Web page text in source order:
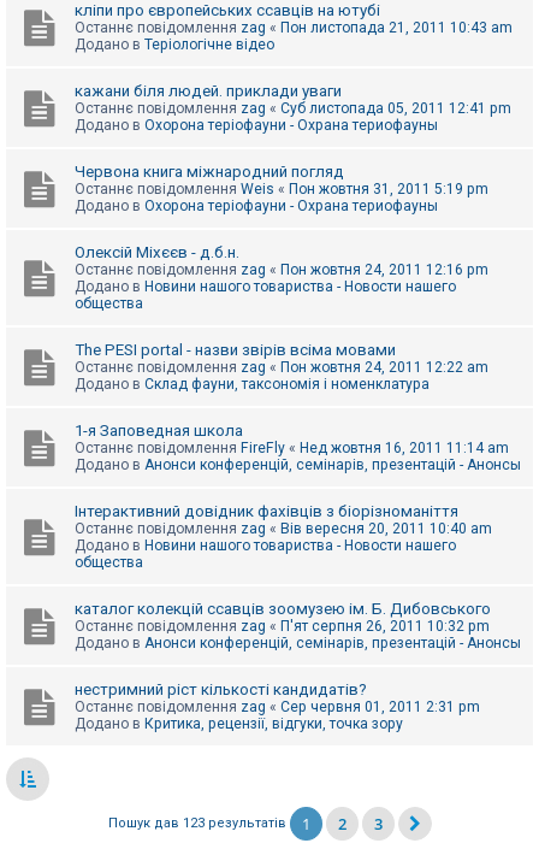
кліпи про європейських ссавців на ютубі
Останнє повідомлення zag « Пон листопада 21, 2011 10:43 am
Додано в Теріологічне відео
кажани біля людей. приклади уваги
Останнє повідомлення zag « Суб листопада 05, 2011 12:41 pm
Додано в Охорона теріофауни - Охрана териофауны
Червона книга міжнародний погляд
Останнє повідомлення Weis « Пон жовтня 31, 2011 5:19 pm
Додано в Охорона теріофауни - Охрана териофауны
Олексій Міхєєв - д.б.н.
Останнє повідомлення zag « Пон жовтня 24, 2011 12:16 pm
Додано в Новини нашого товариства - Новости нашего
общества
The PESI portal - назви звірів всіма мовами
Останнє повідомлення zag « Пон жовтня 24, 2011 12:22 am
Додано в Склад фауни, таксономія і номенклатура
1-я Заповедная школа
Останнє повідомлення FireFly « Нед жовтня 16, 2011 11:14 am
Додано в Анонси конференцій, семінарів, презентацій - Анонсы
Інтерактивний довідник фахівців з біорізноманіття
Останнє повідомлення zag « Вів вересня 20, 2011 10:40 am
Додано в Новини нашого товариства - Новости нашего
общества
каталог колекцій ссавців зоомузею ім. Б. Дибовського
Останнє повідомлення zag « П'ят серпня 26, 2011 10:32 pm
Додано в Анонси конференцій, семінарів, презентацій - Анонсы
нестримний ріст кількості кандидатів?
Останнє повідомлення zag « Сер червня 01, 2011 2:31 pm
Додано в Критика, рецензії, відгуки, точка зору
Пошук дав 123 результатів 1 2 3